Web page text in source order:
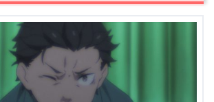
ない過去
約
の弱い部分
の忠告
カとガーフィール